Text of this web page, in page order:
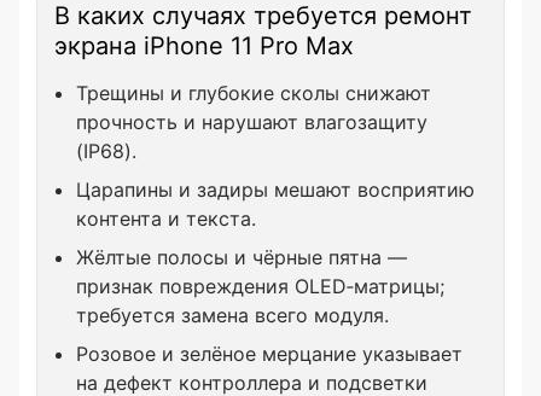
В каких случаях требуется ремонт
экрана iPhone 11 Pro Max
Трещины и глубокие сколы снижают
прочность и нарушают влагозащиту
(IP68).
Царапины и задиры мешают восприятию
контента и текста.
Жёлтые полосы и чёрные пятна —
признак повреждения OLED‑матрицы;
требуется замена всего модуля.
Розовое и зелёное мерцание указывает
на дефект контроллера и подсветки